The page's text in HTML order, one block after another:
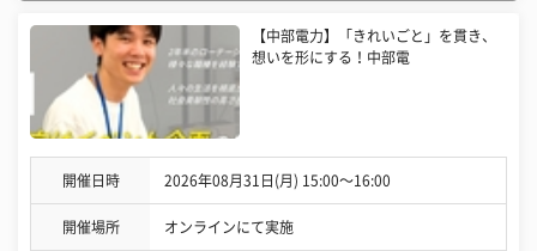
【中部電力】「きれいごと」を貫き、
想いを形にする！中部電
開催日時 2026年08月31日(月) 15:00〜16:00
開催場所 オンラインにて実施